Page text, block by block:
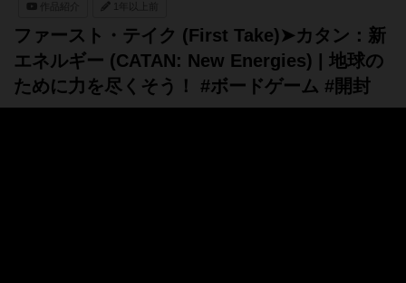
作品紹介
ファースト・テイク (First Take)➤カタン：新
エネルギー (CATAN: New Energies) | 地球の
ために力を尽くそう！ #ボードゲーム #開封